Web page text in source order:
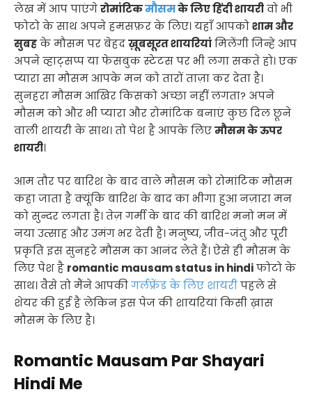
लेख में आप पाएंगेरोमांटिकमौसमके लिए हिंदी शायरीवो भी
फोटो के साथ अपने हमसफ़र के लिए। यहाँ आपकोशाम और
सुबहके मौसम पर बेहदख़ूबसूरत शायरियांमिलेंगी जिन्हे आप
अपने व्हाट्सप्प या फेसबुक स्टेटस पर भी लगा सकते हो। एक
प्यारा सा मौसम आपके मन को तारों ताज़ा कर देता है।
सुनहरा मौसम आखिर किसको अच्छा नहीं लगता? अपने
मौसम को और भी प्यारा और रोमांटिक बनाएं कुछ दिल छूने
वाली शायरी के साथ। तो पेश है आपके लिएमौसम के ऊपर
शायरी।
आम तौर पर बारिश के बाद वाले मौसम को रोमांटिक मौसम
कहा जाता है क्यूंकि बारिश के बाद का भीगा हुआ नज़ारा मन
को सुन्दर लगता है। तेज़ गर्मी के बाद की बारिश मनो मन में
नया उत्साह और उमंग भर देती है। मनुष्य, जीव-जंतु और पूरी
प्रकृति इस सुनहरे मौसम का आनंद लेते हैं। ऐसे ही मौसम के
लिए पेश है romantic mausam status in hindiफोटो के
साथ। वैसे तो मैंने आपकीगर्लफ्रेंड के लिए शायरीपहले से
शेयर की हुई है लेकिन इस पेज की शायरियां किसी ख़ास
मौसम के लिए है।
Romantic Mausam Par Shayari
Hindi Me